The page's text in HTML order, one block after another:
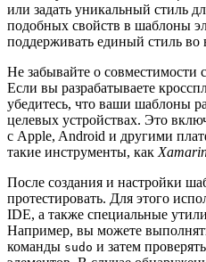
или задать уникальный стиль
подобных свойств в шаблоны
поддерживать единый стиль
Не забывайте о
Если вы разрабатываете
убедитесь, что ваши шаблоны
целевых устройствах. Это
с Apple, Android и другими
такие инструменты, как
После создания и настройки
протестировать. Для этого
IDE, а также специальные
Например, вы можете
команды sudo и затем